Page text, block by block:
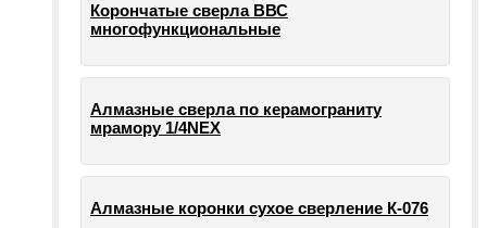
Корончатые сверла ВВС
многофункциональные
Алмазные сверла по керамограниту
мрамору 1/4NEX
Алмазные коронки сухое сверление К-076